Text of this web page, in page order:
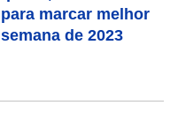
para marcar melhor
semana de 2023